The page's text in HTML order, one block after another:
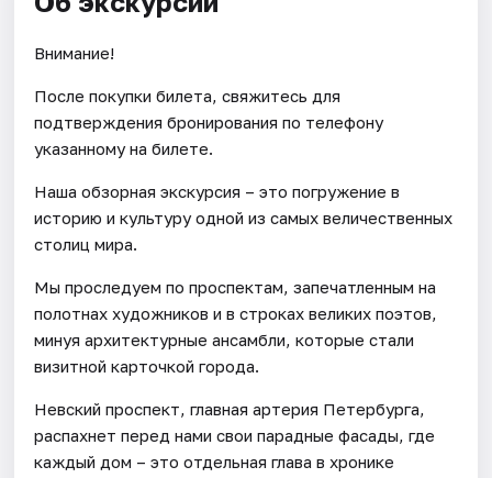
Внимание!
После покупки билета, свяжитесь для
подтверждения бронирования по телефону
указанному на билете.
Наша обзорная экскурсия – это погружение в
историю и культуру одной из самых величественных
столиц мира.
Мы проследуем по проспектам, запечатленным на
полотнах художников и в строках великих поэтов,
минуя архитектурные ансамбли, которые стали
визитной карточкой города.
Невский проспект, главная артерия Петербурга,
распахнет перед нами свои парадные фасады, где
каждый дом – это отдельная глава в хронике